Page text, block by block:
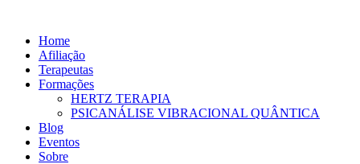
conteúdo
Home
Afiliação
Terapeutas
Formações
HERTZ TERAPIA
PSICANÁLISE VIBRACIONAL QUÂNTICA
Blog
Eventos
Sobre